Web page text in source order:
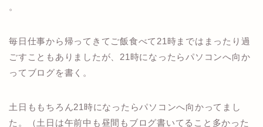
。
毎日仕事から帰ってきてご飯食べて21時まではまったり過
ごすこともありましたが、21時になったらパソコンへ向か
ってブログを書く。
土日ももちろん21時になったらパソコンへ向かってまし
た。（土日は午前中も昼間もブログ書いてること多かった